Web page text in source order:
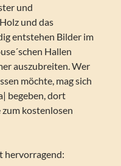
und
und das
entstehen Bilder im
Hallen
auszubreiten. Wer
möchte, mag sich
begeben, dort
kostenlosen
hervorragend: